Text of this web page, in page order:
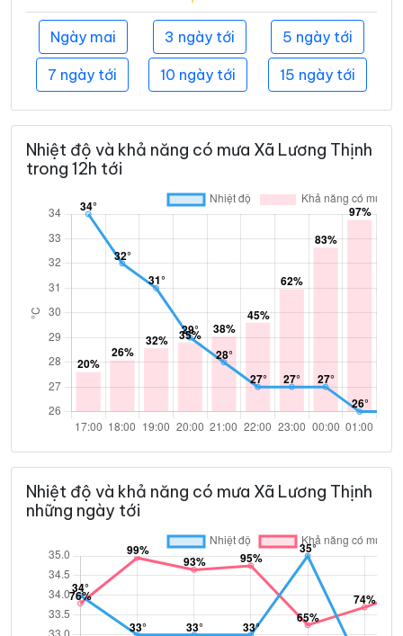
Ngày mai 3 ngày tới 5 ngày tới
7 ngày tới 10 ngày tới 15 ngày tới
Nhiệt độ và khả năng có mưa Xã Lương Thịnh
trong 12h tới
Nhiệt độ và khả năng có mưa Xã Lương Thịnh
những ngày tới